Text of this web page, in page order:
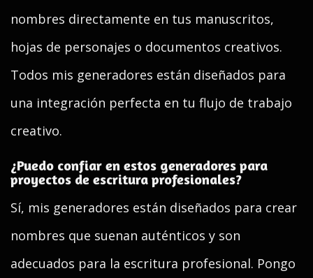
nombres directamente en tus manuscritos,
hojas de personajes o documentos creativos.
Todos mis generadores están diseñados para
una integración perfecta en tu flujo de trabajo
creativo.
¿Puedo confiar en estos generadores para
proyectos de escritura profesionales?
Sí, mis generadores están diseñados para crear
nombres que suenan auténticos y son
adecuados para la escritura profesional. Pongo